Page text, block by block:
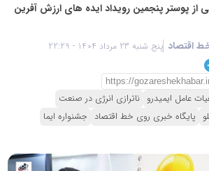
از پوستر پنجمین رویداد ایده های ارزش آفرین
اقتصاد پنج شنبه 23 مرداد 1404 - 22:29
عامل ایمیدرو ناترازی انرژی در صنعت
پایگاه خبری روی خط اقتصاد جشنواره ایما